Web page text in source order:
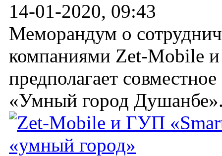
14-01-2020, 09:43
Меморандум о
компаниями Zet-Mobile
предполагает
«Умный город